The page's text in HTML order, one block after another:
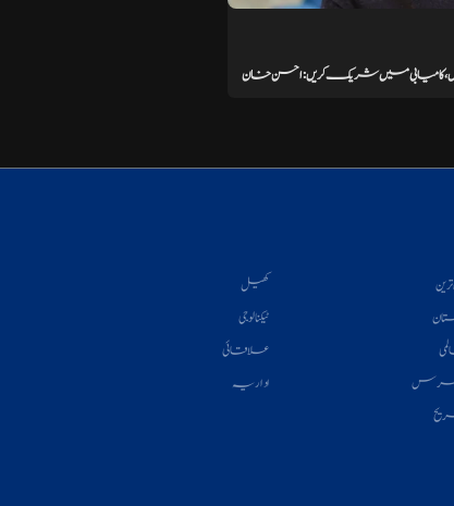
کامیابی میں شریک کریں: احسن خان
کھیل
ٹیکنالوجی
علاقائی
اداریہ